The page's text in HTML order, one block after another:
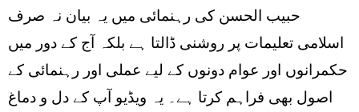
حبیب الحسن کی رہنمائی میں یہ بیان نہ صرف
اسلامی تعلیمات پر روشنی ڈالتا ہے بلکہ آج کے دور میں
حکمرانوں اور عوام دونوں کے لیے عملی اور رہنمائی کے
اصول بھی فراہم کرتا ہے۔ یہ ویڈیو آپ کے دل و دماغ